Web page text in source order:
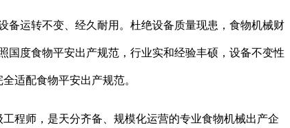
运转不变、经久耐用。杜绝设备质量现患，食物机械财
国度食物平安出产规范，行业实和经验丰硕，设备不变性
适配食物平安出产规范。
程师，是天分齐备、规模化运营的专业食物机械出产企